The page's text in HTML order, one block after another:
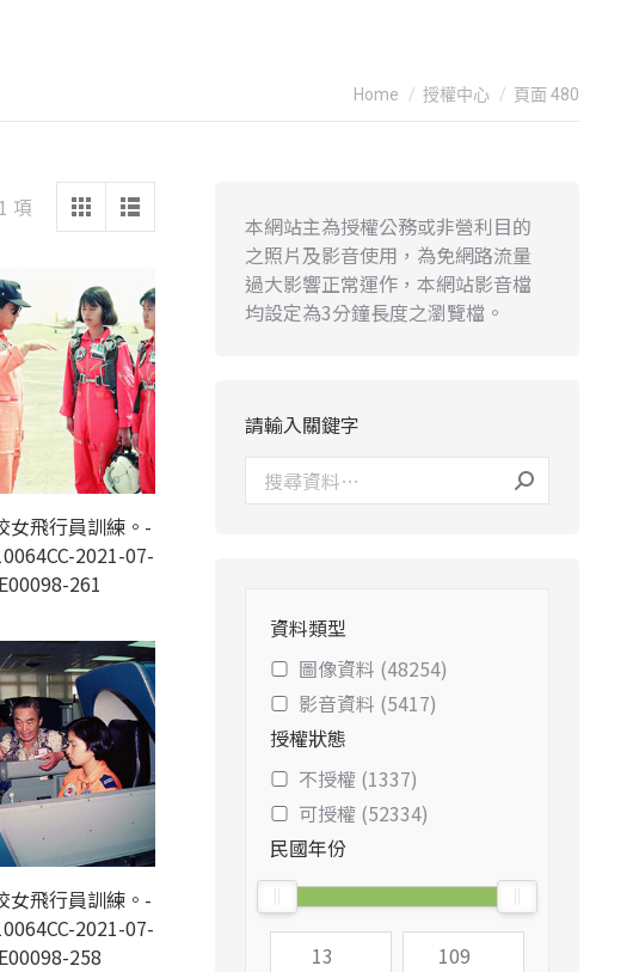
You are here:
Home 授權中心 頁面 480
項 Sorted
女飛行員訓練。-
2021-07-
261
女飛行員訓練。-
2021-07-
258
本網站主為授權公務或非營利目的
之照片及影音使用，為免網路流量
過大影響正常運作，本網站影音檔
均設定為3分鐘長度之瀏覽檔。
請輸入關鍵字
資料類型
圖像資料 (48254)
影音資料 (5417)
授權狀態
不授權 (1337)
可授權 (52334)
民國年份